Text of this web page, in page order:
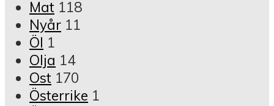
Mat 118
Nyår 11
Öl 1
Olja 14
Ost 170
Österrike 1